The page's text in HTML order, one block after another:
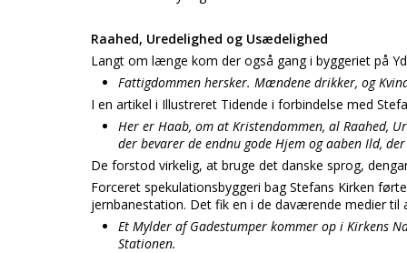
Raahed, Uredelighed og Usædelighed
Langt om længe kom der også gang i byggeriet på
Fattigdommen hersker. Mændene drikker, og
I en artikel i Illustreret Tidende i forbindelse med
Her er Haab, om at Kristendommen, al Raahed,
der bevarer de endnu gode Hjem og aaben Ild,
De forstod virkelig, at bruge det danske sprog,
Forceret spekulationsbyggeri bag Stefans Kirken
jernbanestation. Det fik en i de daværende medier til
Et Mylder af Gadestumper kommer op i Kirkens
Stationen.